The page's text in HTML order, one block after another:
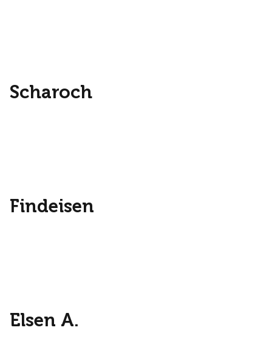
Scharoch
Findeisen
Elsen A.